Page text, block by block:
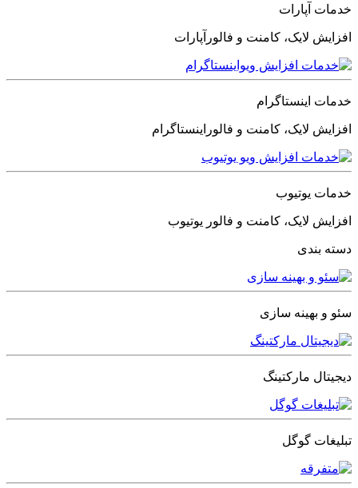
خدمات آپارات
افزایش لایک، کامنت و فالورآپارات
خدمات اینستاگرام
افزایش لایک، کامنت و فالوراینستاگرام
خدمات یوتیوب
افزایش لایک، کامنت و فالور یوتیوب
دسته بندی
سئو و بهینه سازی
دیجیتال مارکتینگ
تبلیغات گوگل